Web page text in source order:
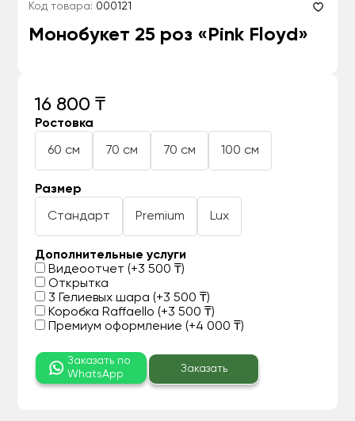
Код товара: 000121
Монобукет 25 роз «Pink Floyd»
16 800 ₸
Ростовка
60 см 70 см 70 см 100 см
Размер
Стандарт Premium Lux
Дополнительные услуги
Видеоотчет (+3 500 ₸)
Открытка
3 Гелиевых шара (+3 500 ₸)
Коробка Raffaello (+3 500 ₸)
Премиум оформление (+4 000 ₸)
Заказать по
WhatsApp
Заказать